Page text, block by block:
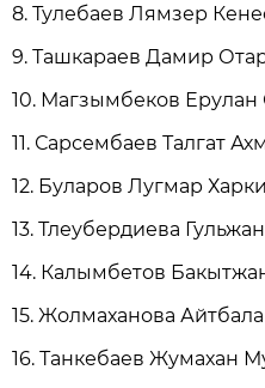
8. Тулебаев Лямзер
9. Ташкараев Дамир
10. Магзымбеков Ерулан
11. Сарсембаев Талгат
12. Буларов Лугмар
13. Тлеубердиева
14. Калымбетов
15. Жолмаханова
16. Танкебаев Жумахан